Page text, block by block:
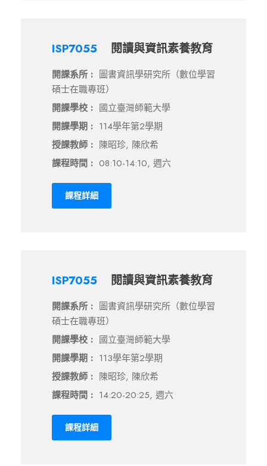
ISP7055 閱讀與資訊素養教育
開課系所 : 圖書資訊學研究所（數位學習
碩士在職專班）
開課學校 : 國立臺灣師範大學
開課學期 : 114學年第2學期
授課教師 : 陳昭珍, 陳欣希
課程時間 : 08:10-14:10, 週六
課程詳細
ISP7055 閱讀與資訊素養教育
開課系所 : 圖書資訊學研究所（數位學習
碩士在職專班）
開課學校 : 國立臺灣師範大學
開課學期 : 113學年第2學期
授課教師 : 陳昭珍, 陳欣希
課程時間 : 14:20-20:25, 週六
課程詳細